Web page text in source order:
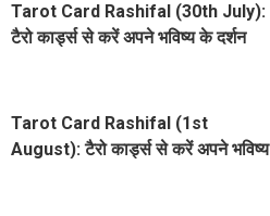
Tarot Card Rashifal (30th July):
टैरो कार्ड्स से करें अपने भविष्य के दर्शन
Tarot Card Rashifal (1st
August): टैरो कार्ड्स से करें अपने भविष्य